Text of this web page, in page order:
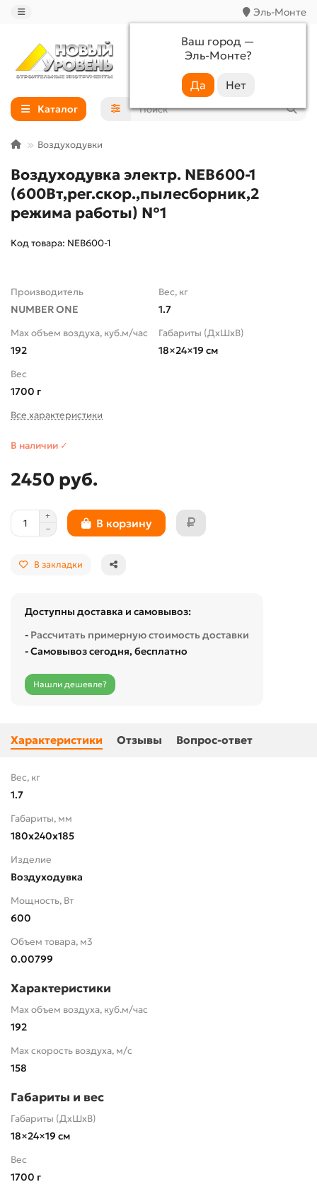
Эль-Монте
Ваш город —
Эль-Монте?
+7 (988) 233-44-52
Каталог
Воздуходувки
Воздуходувка электр. NEB600-1
(600Вт,рег.скор.,пылесборник,2
режима работы) №1
Код товара: NEB600-1
Производитель
NUMBER ONE
Вес, кг
1.7
Max объем воздуха, куб.м/час
192
Габариты (ДхШхВ)
18×24×19 см
Вес
1700 г
Все характеристики
В наличии ✓
2450 руб.
В корзину
В закладки
Доступны доставка и самовывоз:
- Рассчитать примерную стоимость доставки
- Самовывоз сегодня, бесплатно
Нашли дешевле?
Характеристики Отзывы Вопрос-ответ
Вес, кг
1.7
Габариты, мм
180х240х185
Изделие
Воздуходувка
Мощность, Вт
600
Объем товара, м3
0.00799
Характеристики
Max объем воздуха, куб.м/час
192
Max скорость воздуха, м/с
158
Габариты и вес
Габариты (ДхШхВ)
18×24×19 см
Вес
1700 г